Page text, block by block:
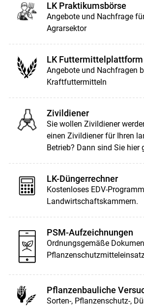
LK Praktikumsbörse
Angebote und Nachfrage
Agrarsektor
LK Futtermittelplattform
Angebote und Nachfragen
Kraftfuttermitteln
Zivildiener
Sie wollen Zivildiener
einen Zivildiener für Ihren
Betrieb? Dann sind Sie hier
LK-Düngerrechner
Kostenloses EDV-
Landwirtschaftskammern.
PSM-Aufzeichnungen
Ordnungsgemäße
Pflanzenbauliche
Sorten-, Pflanzenschutz-,